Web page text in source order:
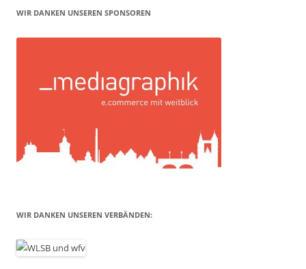
WIR DANKEN UNSEREN SPONSOREN
WIR DANKEN UNSEREN VERBÄNDEN: